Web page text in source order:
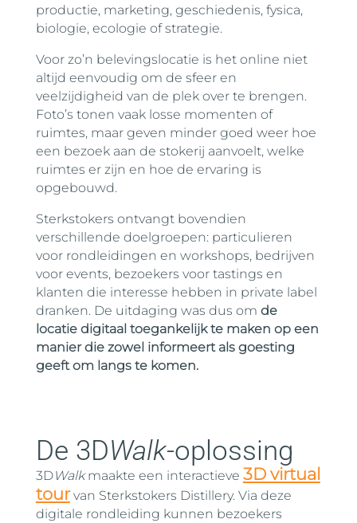
productie, marketing, geschiedenis, fysica,
biologie, ecologie of strategie.
Voor zo’n belevingslocatie is het online niet
altijd eenvoudig om de sfeer en
veelzijdigheid van de plek over te brengen.
Foto’s tonen vaak losse momenten of
ruimtes, maar geven minder goed weer hoe
een bezoek aan de stokerij aanvoelt, welke
ruimtes er zijn en hoe de ervaring is
opgebouwd.
Sterkstokers ontvangt bovendien
verschillende doelgroepen: particulieren
voor rondleidingen en workshops, bedrijven
voor events, bezoekers voor tastings en
klanten die interesse hebben in private label
dranken. De uitdaging was dus om de
locatie digitaal toegankelijk te maken op een
manier die zowel informeert als goesting
geeft om langs te komen.
De 3DWalk-oplossing
3DWalkmaakte een interactieve 3D virtual
tourvan Sterkstokers Distillery. Via deze
digitale rondleiding kunnen bezoekers